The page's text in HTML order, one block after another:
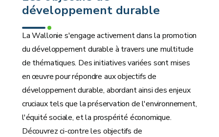
développement durable
La Wallonie s'engage activement dans la promotion
du développement durable à travers une multitude
de thématiques. Des initiatives variées sont mises
en œuvre pour répondre aux objectifs de
développement durable, abordant ainsi des enjeux
cruciaux tels que la préservation de l'environnement,
l'équité sociale, et la prospérité économique.
Découvrez ci-contre les objectifs de